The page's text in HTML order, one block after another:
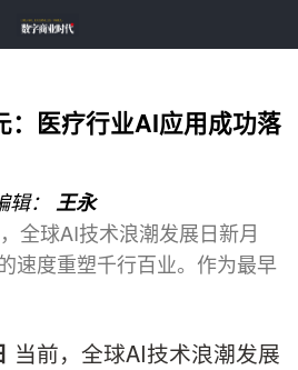
：医疗行业AI应用成功落
辑： 王永
全球AI技术浪潮发展日新月
速度重塑千行百业。作为最早
当前，全球AI技术浪潮发展